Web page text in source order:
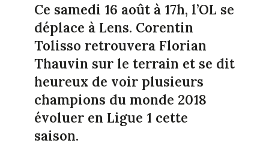
Ce samedi 16 août à 17h, l’OL se
déplace à Lens. Corentin
Tolisso retrouvera Florian
Thauvin sur le terrain et se dit
heureux de voir plusieurs
champions du monde 2018
évoluer en Ligue 1 cette
saison.